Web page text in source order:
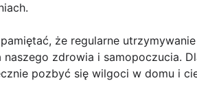
że regularne
zdrowia i samopoczucia.
pozbyć się wilgoci w domu i